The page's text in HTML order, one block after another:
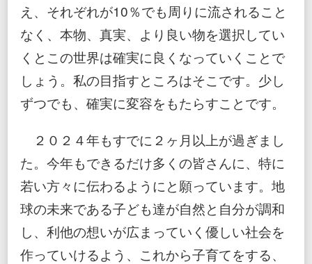
え、それぞれが10％でも周りに流されること
なく、本物、真実、より良い物を選択してい
くとこの世界は確実に良くなっていくことで
しょう。私の目指すところはそこです。少し
ずつでも、確実に変容をもたらすことです。
２０２４年もすでに２ヶ月以上が過ぎまし
た。今年もできるだけ多くの皆さんに、特に
若い方々に伝わるようにと願っています。地
球の未来である子ども達が自然と自分が調和
し、利他の想いが広まっていく優しい社会を
作っていけるよう、これから子育てをする、